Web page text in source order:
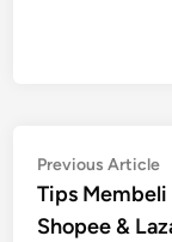
Post
Previous Article
Tips Membeli
Shopee &